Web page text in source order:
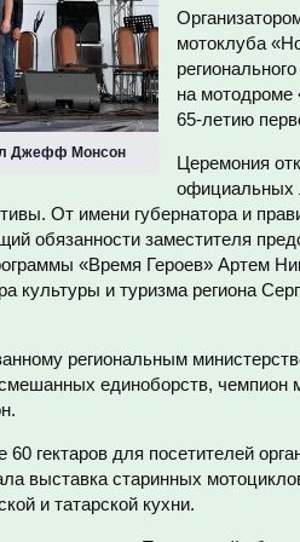
Джефф Монсон
мотоклуба
на мотодроме
65-летию
Церемония
официальных
От имени губернатора и
обязанности заместителя
«Время Героев» Артем
культуры и туризма региона
региональным
единоборств, чемпион
гектаров для посетителей
выставка старинных
и татарской кухни.